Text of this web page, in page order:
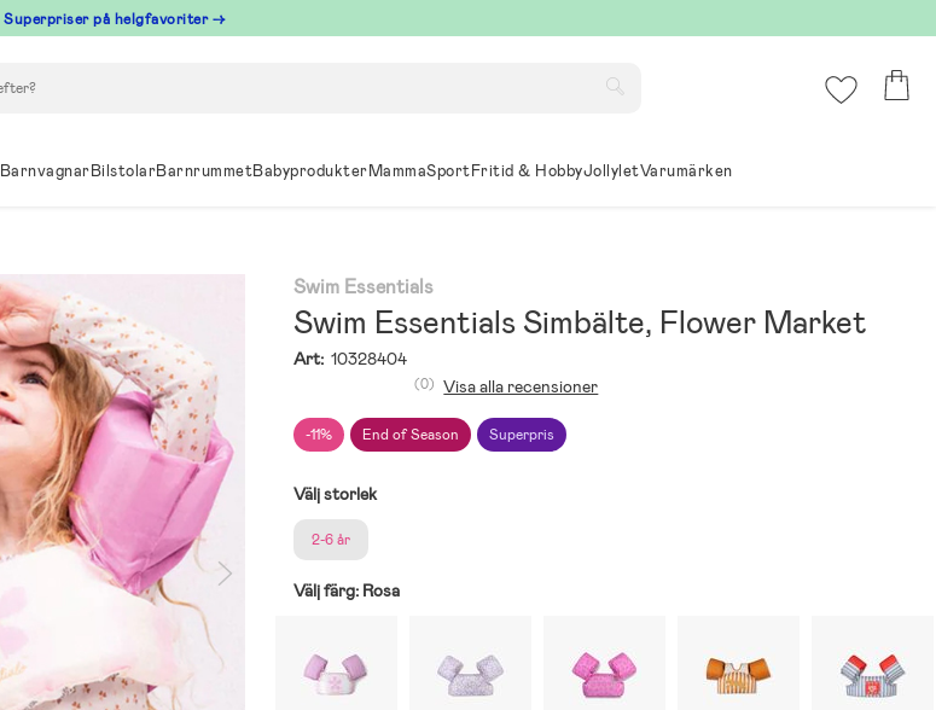
Superpriser på helgfavoriter →
BarnvagnarBilstolarBarnrummetBabyprodukterMammaSportFritid & HobbyJollyletVarumärken
Swim Essentials
Swim Essentials Simbälte, Flower Market
Art: 10328404
-11% End of Season Superpris
(0) Visa alla recensioner
Välj storlek
2-6 år
Välj färg: Rosa